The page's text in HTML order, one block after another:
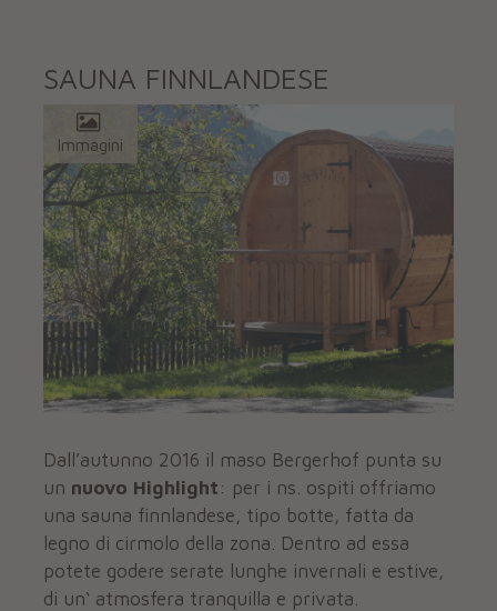
SAUNA FINNLANDESE
Immagini
Dall’autunno 2016 il maso Bergerhof punta su
un nuovo Highlight : per i ns. ospiti offriamo
una sauna finnlandese, tipo botte, fatta da
legno di cirmolo della zona. Dentro ad essa
potete godere serate lunghe invernali e estive,
di un‘ atmosfera tranquilla e privata.